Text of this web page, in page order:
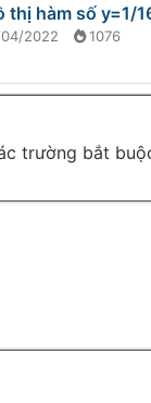
thị hàm số y=1/
2022 1076
trường bắt